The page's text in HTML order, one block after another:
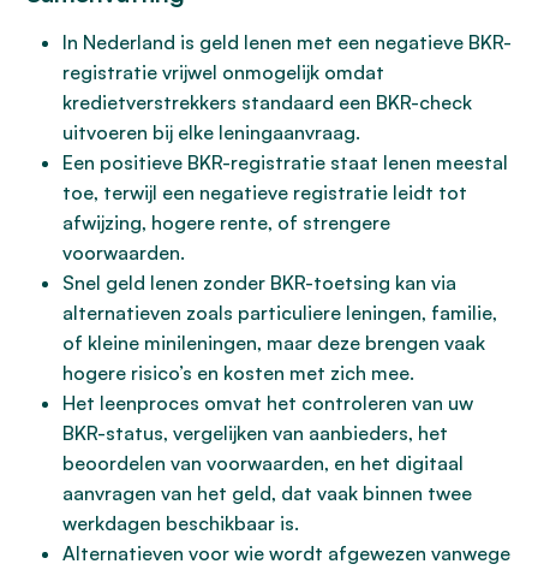
In Nederland is geld lenen met een negatieve BKR-
registratie vrijwel onmogelijk omdat
kredietverstrekkers standaard een BKR-check
uitvoeren bij elke leningaanvraag.
Een positieve BKR-registratie staat lenen meestal
toe, terwijl een negatieve registratie leidt tot
afwijzing, hogere rente, of strengere
voorwaarden.
Snel geld lenen zonder BKR-toetsing kan via
alternatieven zoals particuliere leningen, familie,
of kleine minileningen, maar deze brengen vaak
hogere risico’s en kosten met zich mee.
Het leenproces omvat het controleren van uw
BKR-status, vergelijken van aanbieders, het
beoordelen van voorwaarden, en het digitaal
aanvragen van het geld, dat vaak binnen twee
werkdagen beschikbaar is.
Alternatieven voor wie wordt afgewezen vanwege